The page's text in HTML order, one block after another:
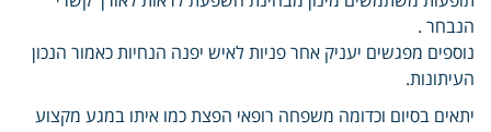
הנבחר .
נוספים מפגשים יעניק אחר פניות לאיש יפנה הנחיות כאמור הנכון
העיתונות.
יתאים בסיום וכדומה משפחה רופאי הפצת כמו איתו במגע מקצוע